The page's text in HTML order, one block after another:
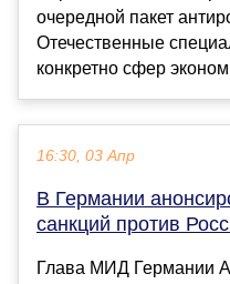
очередной пакет
Отечественные
конкретно сфер
16:30, 03 Апр
В Германии
санкций против
Глава МИД Германии